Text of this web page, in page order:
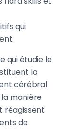
qui
qui étudie le
la
cérébral
manière
réagissent
de